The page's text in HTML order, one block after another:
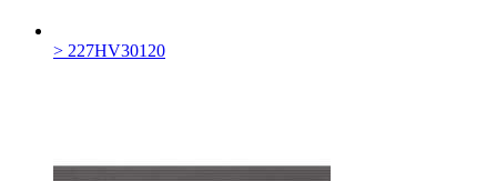
> 227HV30120